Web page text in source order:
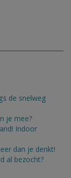
de snelweg
je mee?
Indoor
dan je denkt!
al bezocht?